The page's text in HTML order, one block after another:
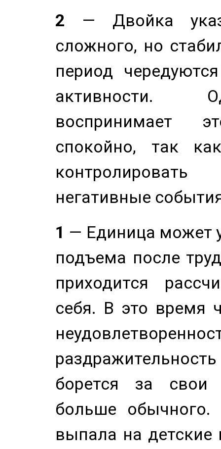
2 — Двойка
сложного, но
период
активности.
воспринимает
спокойно, так
негативные
1 — Единица может
подъема после
приходится
себя. В это время
борется за свои
больше
выпала на детские